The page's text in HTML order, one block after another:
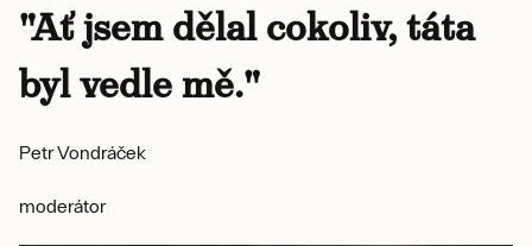
"Ať jsem dělal cokoliv, táta
byl vedle mě."
Petr Vondráček
moderátor